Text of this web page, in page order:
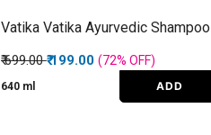
Vatika Vatika Ayurvedic Shampoo
Price reduced from
₹ 699.00to
₹ 199.00 (72% OFF)
640 ml ADD